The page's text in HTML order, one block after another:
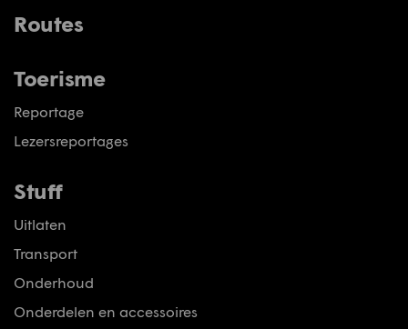
Routes
Toerisme
Reportage
Lezersreportages
Stuff
Uitlaten
Transport
Onderhoud
Onderdelen en accessoires